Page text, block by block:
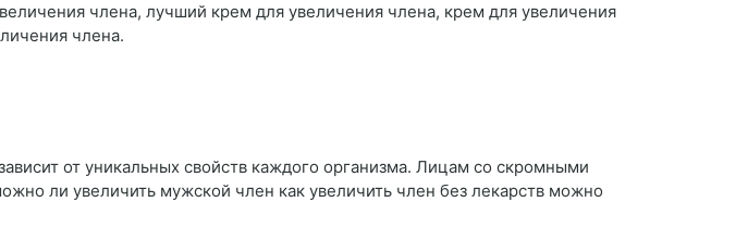
члена, лучший крем для увеличения члена, крем для увеличения
члена.
от уникальных свойств каждого организма. Лицам со скромными
ли увеличить мужской член как увеличить член без лекарств можно